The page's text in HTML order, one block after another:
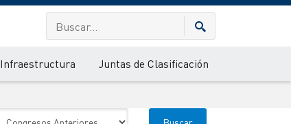
Infraestructura Juntas de Clasificación